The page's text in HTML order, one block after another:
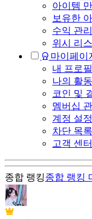
아이템 만
보유한
수익 관리
위시 리
마이페이
내 프로필
나의 활동
코인 및
멤버십 관
계정 설정
차단 목록
고객 센터
종합 랭킹종합 랭킹